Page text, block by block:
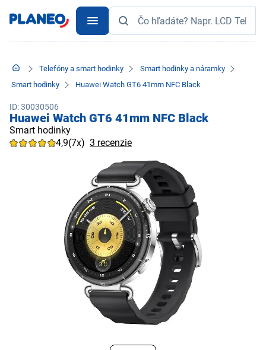
Telefóny a smart hodinky
Smart hodinky a náramky
Smart hodinky
Huawei Watch GT6 41mm NFC Black
ID: 30030506
Huawei Watch GT6 41mm NFC Black
Smart hodinky
4,9(7x) 3 recenzie